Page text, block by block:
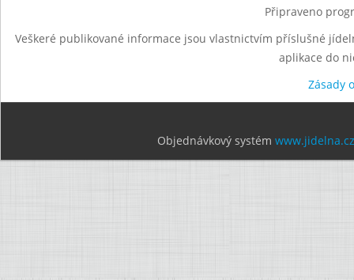
Připraveno
Veškeré publikované informace jsou vlastnictvím příslušné
aplikace do
Zásady
Objednávkový systém www.jidelna.cz